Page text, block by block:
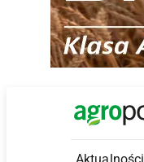
Main Logo